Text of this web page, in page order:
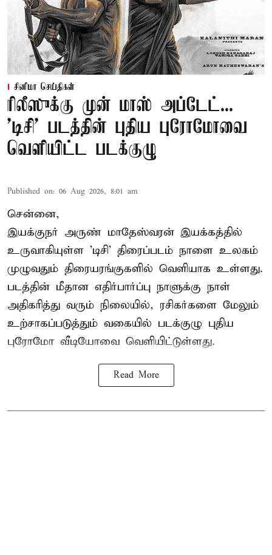
சினிமா செய்திகள்
ரிலீஸுக்கு முன் மாஸ் அப்டேட்...
'டிசி' படத்தின் புதிய புரோமோவை
வெளியிட்ட படக்குழு
Published on: 06 Aug 2026, 8:01 am
சென்னை,
இயக்குநர் அருண் மாதேஸ்வரன் இயக்கத்தில்
உருவாகியுள்ள 'டிசி' திரைப்படம் நாளை உலகம்
முழுவதும் திரையரங்குகளில் வெளியாக உள்ளது.
படத்தின் மீதான எதிர்பார்ப்பு நாளுக்கு நாள்
அதிகரித்து வரும் நிலையில், ரசிகர்களை மேலும்
உற்சாகப்படுத்தும் வகையில் படக்குழு புதிய
புரோமோ வீடியோவை வெளியிட்டுள்ளது.
Read More